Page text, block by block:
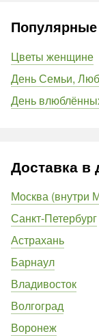
Популярные
Цветы женщине
День Семьи,
День
Доставка в
Москва (внутри
Санкт-Петербург
Астрахань
Барнаул
Владивосток
Волгоград
Воронеж